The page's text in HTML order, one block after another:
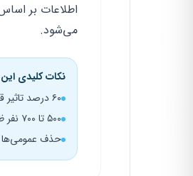
اطلاعات بر
می‌شود.
نکات کلیدی این
۶۰ درصد تاثیر قطعی سوابق تحصیلی سه پایه در نمره کل
۵۰۰ تا ۷۰۰ نفر ظرفیت تقریبی پذیرش دوره روزانه در کل کشور
حذف عمومی‌ها